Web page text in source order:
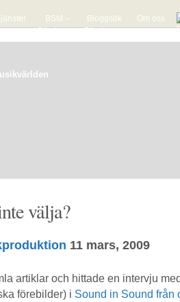
BSM –
Blindmens
lista över
Bloggsök
Blindmens
söktjänst
Om oss
välja?
11 mars, 2009
artiklar och hittade en intervju
förebilder) i Sound in Sound från